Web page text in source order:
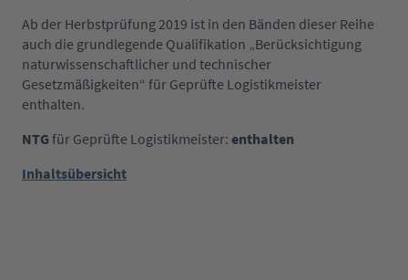
Ab der Herbstprüfung 2019 ist in den Bänden dieser Reihe
auch die grundlegende Qualifikation „Berücksichtigung
naturwissenschaftlicher und technischer
Gesetzmäßigkeiten“ für Geprüfte Logistikmeister
enthalten.
NTG für Geprüfte Logistikmeister: enthalten
Inhaltsübersicht